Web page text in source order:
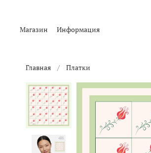
Магазин Информация
Главная Платки